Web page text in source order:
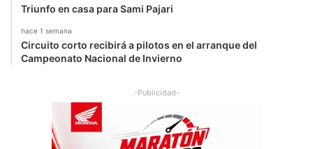
Triunfo en casa para Sami Pajari
hace 1 semana
Circuito corto recibirá a pilotos en el arranque del
Campeonato Nacional de Invierno
-Publicidad-